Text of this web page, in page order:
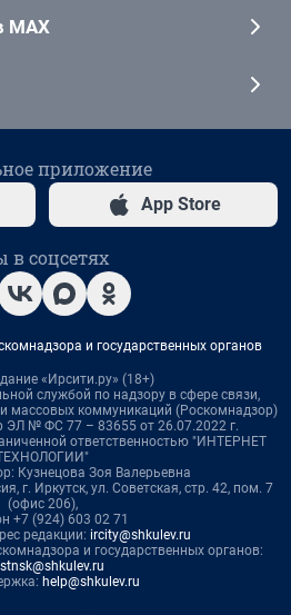
MAX
приложение
App Store
соцсетях
и государственных органов
«Ирсити.ру» (18+)
службой по надзору в сфере связи,
массовых коммуникаций (Роскомнадзор)
ЭЛ № ФС 77 – 83655 от 26.07.2022 г.
ответственностью "ИНТЕРНЕТ
Кузнецова Зоя Валерьевна
г. Иркутск, ул. Советская, стр. 42, пом. 7
(офис 206),
+7 (924) 603 02 71
редакции: ircity@shkulev.ru
и государственных органов:
help@shkulev.ru